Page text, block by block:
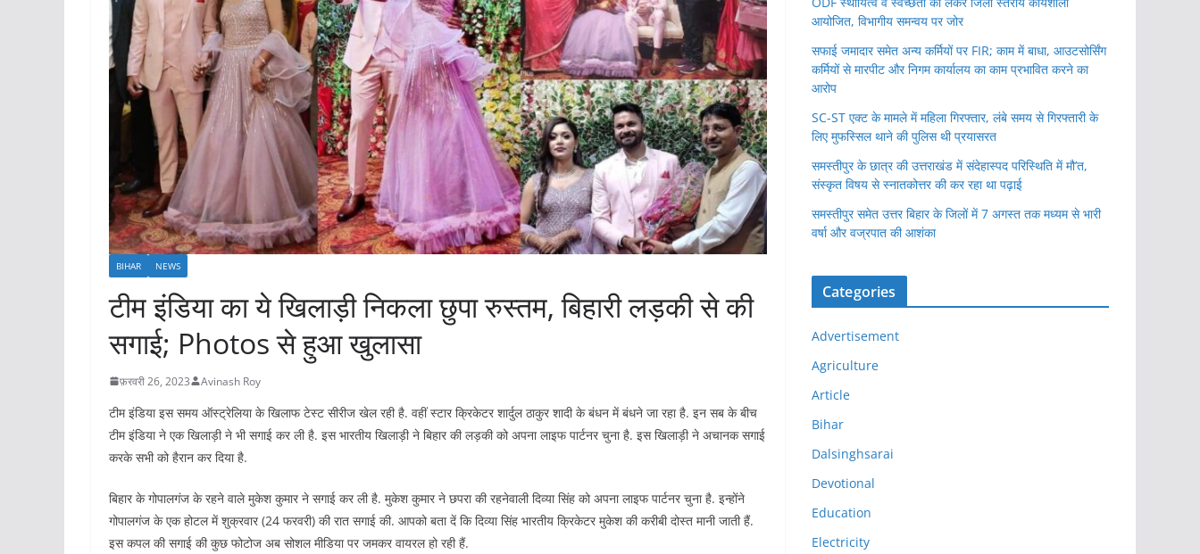
BIHAR NEWS
टीम इंडिया का ये खिलाड़ी निकला छुपा रुस्तम, बिहारी लड़की से की
सगाई; Photos से हुआ खुलासा
फ़रवरी 26, 2023 Avinash Roy
टीम इंडिया इस समय ऑस्ट्रेलिया के खिलाफ टेस्ट सीरीज खेल रही है. वहीं स्टार क्रिकेटर शार्दुल ठाकुर शादी के बंधन में बंधने जा रहा है. इन सब के बीच
टीम इंडिया ने एक खिलाड़ी ने भी सगाई कर ली है. इस भारतीय खिलाड़ी ने बिहार की लड़की को अपना लाइफ पार्टनर चुना है. इस खिलाड़ी ने अचानक सगाई
करके सभी को हैरान कर दिया है.
बिहार के गोपालगंज के रहने वाले मुकेश कुमार ने सगाई कर ली है. मुकेश कुमार ने छपरा की रहनेवाली दिव्या सिंह को अपना लाइफ पार्टनर चुना है. इन्होंने
गोपालगंज के एक होटल में शुक्रवार (24 फरवरी) की रात सगाई की. आपको बता दें कि दिव्या सिंह भारतीय क्रिकेटर मुकेश की करीबी दोस्त मानी जाती हैं.
इस कपल की सगाई की कुछ फोटोज अब सोशल मीडिया पर जमकर वायरल हो रही हैं.
आयोजित, विभागीय समन्वय पर जोर
सफाई जमादार समेत अन्य कर्मियों पर FIR; काम में बाधा, आउटसोर्सिंग
कर्मियों से मारपीट और निगम कार्यालय का काम प्रभावित करने का
आरोप
SC-ST एक्ट के मामले में महिला गिरफ्तार, लंबे समय से गिरफ्तारी के
लिए मुफस्सिल थाने की पुलिस थी प्रयासरत
समस्तीपुर के छात्र की उत्तराखंड में संदेहास्पद परिस्थिति में मौ’त,
संस्कृत विषय से स्नातकोत्तर की कर रहा था पढ़ाई
समस्तीपुर समेत उत्तर बिहार के जिलों में 7 अगस्त तक मध्यम से भारी
वर्षा और वज्रपात की आशंका
Categories
Advertisement
Agriculture
Article
Bihar
Dalsinghsarai
Devotional
Education
Electricity